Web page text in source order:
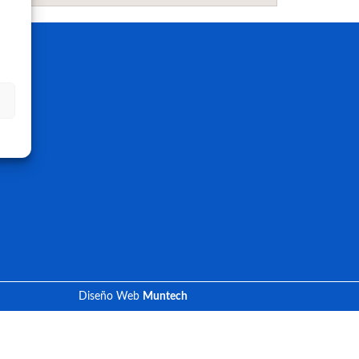
Diseño Web Muntech